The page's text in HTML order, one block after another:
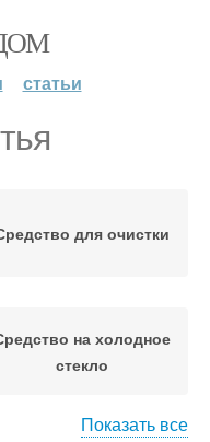
статьи
для очистки
на холодное
стекло
Показать все